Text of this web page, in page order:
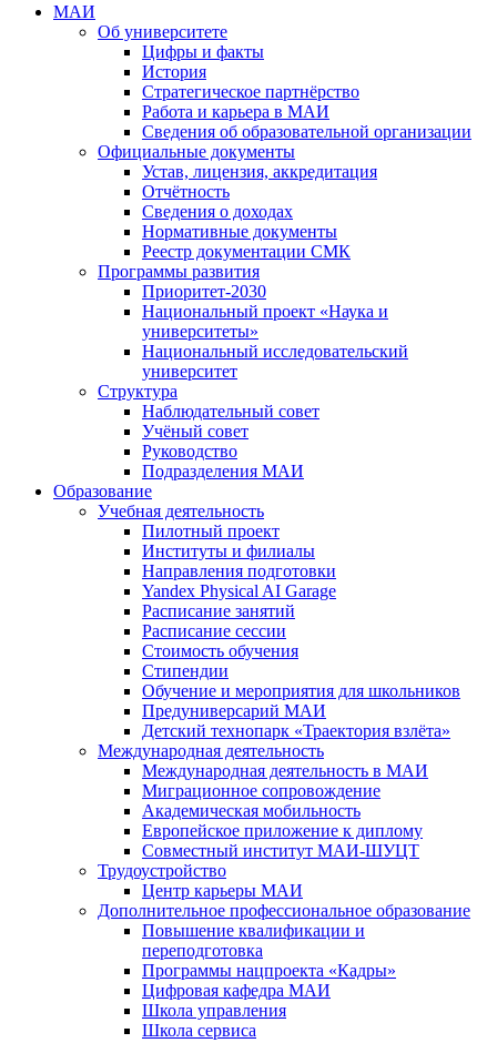
МАИ
Об университете
Цифры и факты
История
Стратегическое партнёрство
Работа и карьера в МАИ
Сведения об образовательной организации
Официальные документы
Устав, лицензия, аккредитация
Отчётность
Сведения о доходах
Нормативные документы
Реестр документации СМК
Программы развития
Приоритет-2030
Национальный проект «Наука и
университеты»
Национальный исследовательский
университет
Структура
Наблюдательный совет
Учёный совет
Руководство
Подразделения МАИ
Образование
Учебная деятельность
Пилотный проект
Институты и филиалы
Направления подготовки
Yandex Physical AI Garage
Расписание занятий
Расписание сессии
Стоимость обучения
Стипендии
Обучение и мероприятия для школьников
Предуниверсарий МАИ
Детский технопарк «Траектория взлёта»
Международная деятельность
Международная деятельность в МАИ
Миграционное сопровождение
Академическая мобильность
Европейское приложение к диплому
Совместный институт МАИ-ШУЦТ
Трудоустройство
Центр карьеры МАИ
Дополнительное профессиональное образование
Повышение квалификации и
переподготовка
Программы нацпроекта «Кадры»
Цифровая кафедра МАИ
Школа управления
Школа сервиса